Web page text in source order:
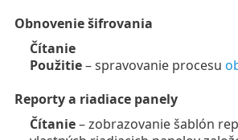
Obnovenie šifrovania
Čítanie
Použitie– spravovanie procesu
Reporty a riadiace panely
Čítanie– zobrazovanie šablón